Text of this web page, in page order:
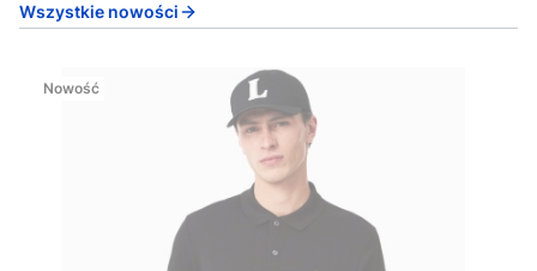
Wszystkie nowości
Nowość